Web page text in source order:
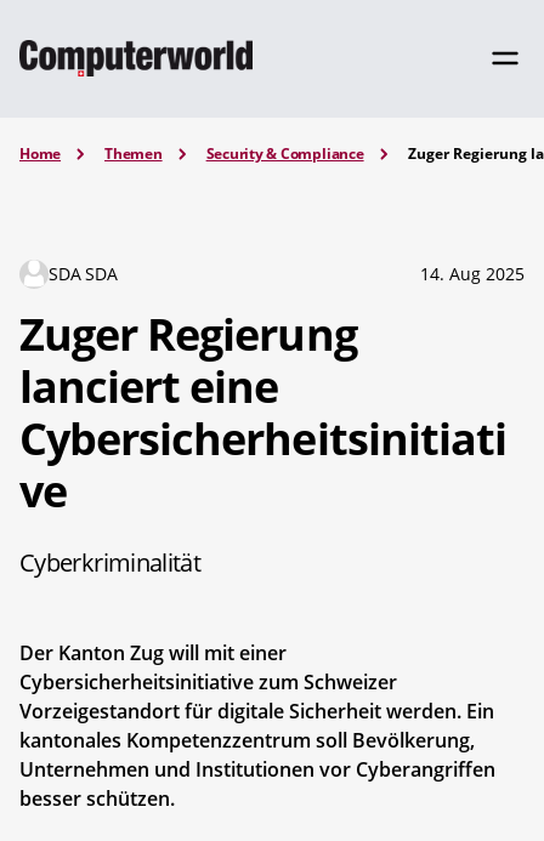
Home Themen Security & Compliance Zuger Regierung
SDA SDA 14. Aug 2025
Zuger Regierung
lanciert eine
Cybersicherheitsinitiati
ve
Cyberkriminalität
Der Kanton Zug will mit einer
Cybersicherheitsinitiative zum Schweizer
Vorzeigestandort für digitale Sicherheit werden. Ein
kantonales Kompetenzzentrum soll Bevölkerung,
Unternehmen und Institutionen vor Cyberangriffen
besser schützen.